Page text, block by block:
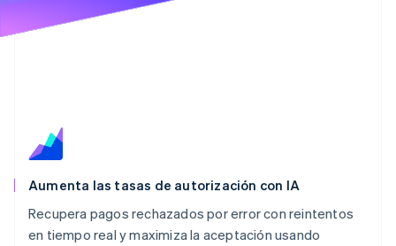
Aumenta las tasas de autorización con IA
Recupera pagos rechazados por error con reintentos
en tiempo real y maximiza la aceptación usando